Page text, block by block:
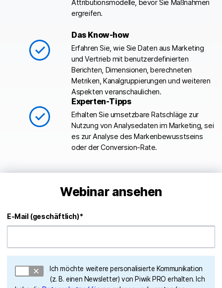
Attributionsmodelle, bevor Sie Maßnahmen
ergreifen.
Das Know-how
Erfahren Sie, wie Sie Daten aus Marketing
und Vertrieb mit benutzerdefinierten
Berichten, Dimensionen, berechneten
Metriken, Kanalgruppierungen und weiteren
Aspekten veranschaulichen.
Experten-Tipps
Erhalten Sie umsetzbare Ratschläge zur
Nutzung von Analysedaten im Marketing, sei
es zur Analyse des Markenbewusstseins
oder der Conversion-Rate.
Webinar ansehen
E-Mail (geschäftlich)*
Ich möchte weitere personalisierte Kommunikation
(z. B. einen Newsletter) von Piwik PRO erhalten. Ich